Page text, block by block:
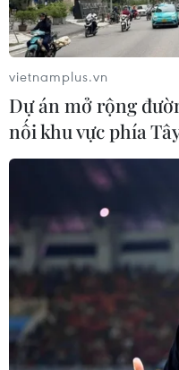
Nga liên tục là
cho Ấn Độ trong
09/08/2023 22:56
OPEC cho biết các
43% tổng nguồn cung
vừa qua, mỗi ngày Ấn
thùng dầu từ Moskva.
vietnamplus.vn
Dự án mở rộng
nối khu vực phía